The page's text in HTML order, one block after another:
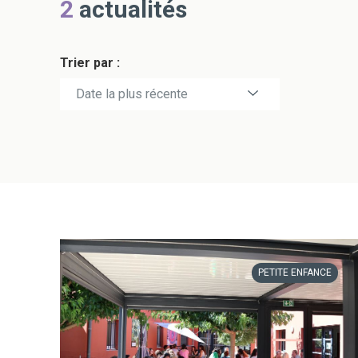
2 actualités
Trier par :
Date la plus récente
PETITE ENFANCE